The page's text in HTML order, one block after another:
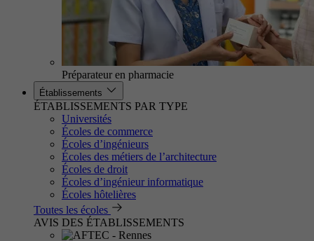
Préparateur en pharmacie
Établissements
ÉTABLISSEMENTS PAR TYPE
Universités
Écoles de commerce
Écoles d’ingénieurs
Écoles des métiers de l’architecture
Écoles de droit
Écoles d’ingénieur informatique
Écoles hôtelières
Toutes les écoles
AVIS DES ÉTABLISSEMENTS